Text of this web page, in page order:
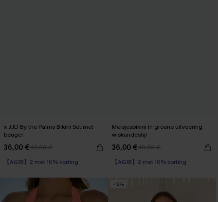
x JJD By the Palms Bikini Set met
beugel
36,00 €40,00 €
【AG18】2 met 10% korting
Op voorraad
Meisjesbikini in groene uitvoering
wiskundestijl
36,00 €40,00 €
【AG18】2 met 10% korting
Op voorraad
-12%